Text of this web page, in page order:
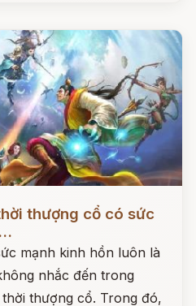
thượng cổ có sức
mạnh kinh hồn luôn là
nhắc đến trong
thượng cổ. Trong đó,